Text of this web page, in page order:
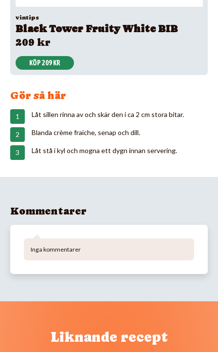
vintips
Black Tower Fruity White BIB
209 kr
KÖP 209 KR
Gör så här
Låt sillen rinna av och skär den i ca 2 cm stora bitar.
Blanda crème fraiche, senap och dill.
Låt stå i kyl och mogna ett dygn innan servering.
Kommentarer
Inga kommentarer
Liknande recept